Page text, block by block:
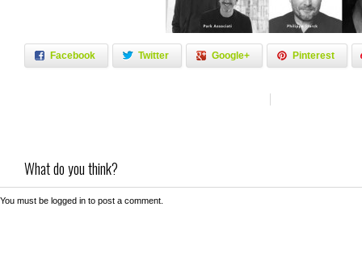
Facebook Twitter Google+ Pinterest
What do you think?
You must be logged in to post a comment.